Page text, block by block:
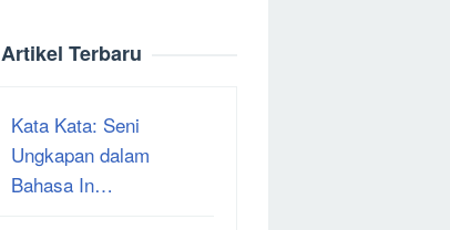
Artikel Terbaru
Kata Kata: Seni
Ungkapan dalam
Bahasa In…